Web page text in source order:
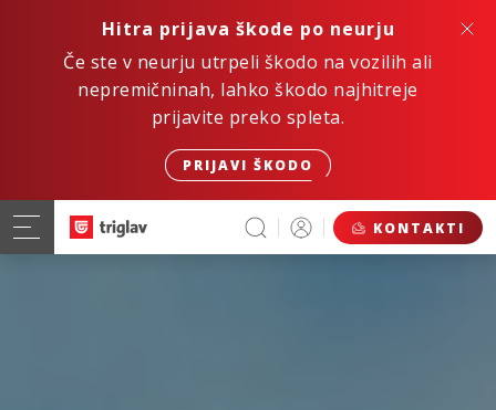
Hitra prijava škode po neurju
Če ste v neurju utrpeli škodo na vozilih ali
nepremičninah, lahko škodo najhitreje
prijavite preko spleta.
PRIJAVI ŠKODO
KONTAKTI